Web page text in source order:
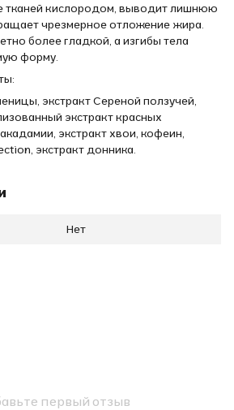
тканей кислородом, выводит лишнюю
чрезмерное отложение жира.
более гладкой, а изгибы тела
форму.
экстракт Сереной ползучей,
экстракт красных
экстракт хвои, кофеин,
экстракт донника.
Нет
первый отзыв